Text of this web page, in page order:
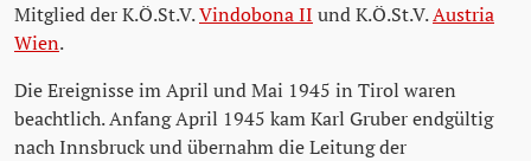
Mitglied der K.Ö.St.V.Vindobona II und K.Ö.St.V.Austria
Wien.
Die Ereignisse im April und Mai 1945 in Tirol waren
beachtlich. Anfang April 1945 kam Karl Gruber endgültig
nach Innsbruck und übernahm die Leitung der